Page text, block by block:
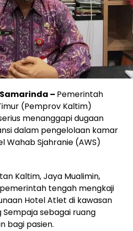
– Pemerintah
(Pemprov Kaltim)
menanggapi dugaan
dalam pengelolaan kamar
Wahab Sjahranie (AWS)
Kaltim, Jaya Mualimin,
tengah mengkaji
Hotel Atlet di kawasan
Sempaja sebagai ruang
bagi pasien.